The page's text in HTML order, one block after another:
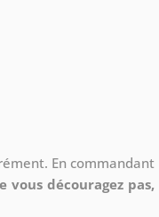
En commandant
vous découragez pas,